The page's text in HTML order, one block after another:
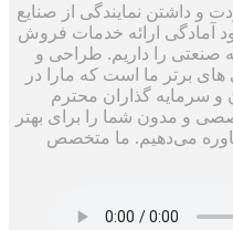
و داشتن نمایندگی از صنایع
آمادگی ارائه خدمات فروش
صنعتی را داریم. طراحی و
برتر ما است که مارا در
و سرمایه گذاران محترم
و مدون شما را برای بهتر
می‌دهیم. ما متخصص